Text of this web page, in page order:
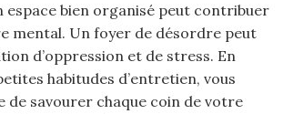
espace bien organisé peut contribuer
mental. Un foyer de désordre peut
d’oppression et de stress. En
habitudes d’entretien, vous
de savourer chaque coin de votre